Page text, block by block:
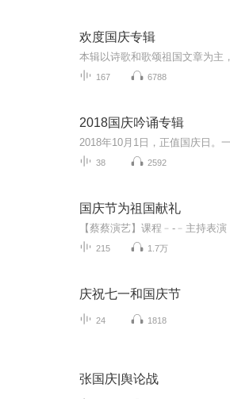
欢度国庆专辑
167 6788
2018国庆吟诵专辑
38 2592
国庆节为祖国献礼
215 1.7万
庆祝七一和国庆节
24 1818
张国庆|舆论战